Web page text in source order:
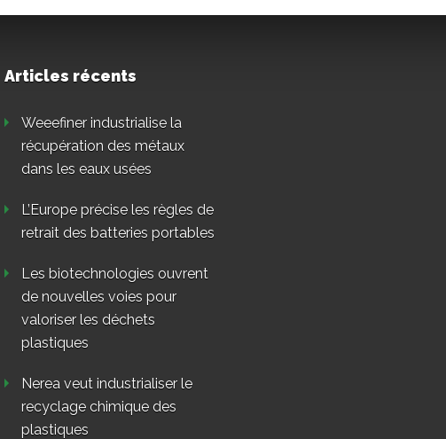
Articles récents
Weeefiner industrialise la
récupération des métaux
dans les eaux usées
L’Europe précise les règles de
retrait des batteries portables
Les biotechnologies ouvrent
de nouvelles voies pour
valoriser les déchets
plastiques
Nerea veut industrialiser le
recyclage chimique des
plastiques